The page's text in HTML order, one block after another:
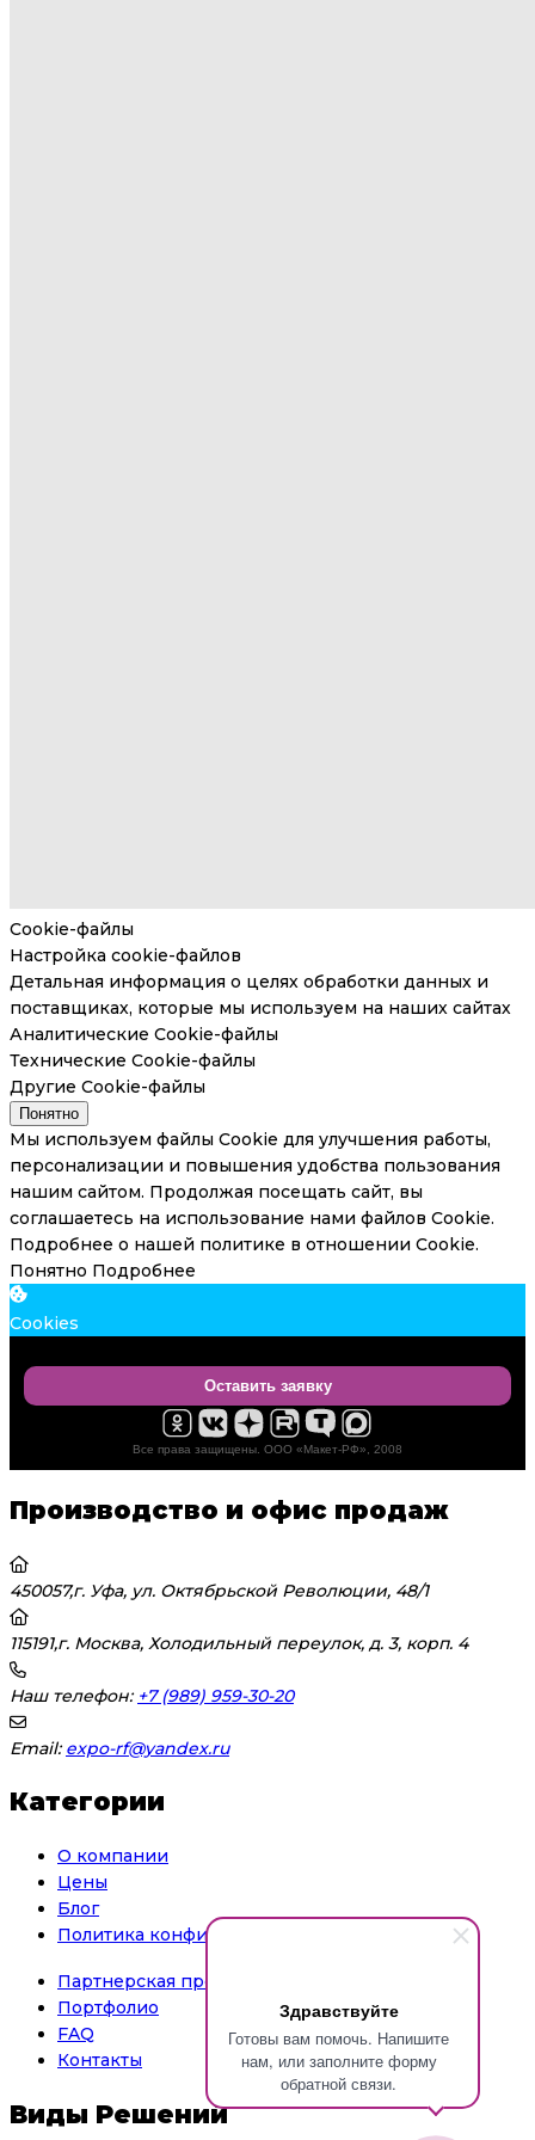
Здравствуйте
Готовы вам помочь. Напишите
нам, или заполните форму
обратной связи.
Cookie-файлы
Настройка cookie-файлов
Детальная информация о целях обработки данных и
поставщиках, которые мы используем на наших сайтах
Аналитические Cookie-файлы
Технические Cookie-файлы
Другие Cookie-файлы
Понятно
Мы используем файлы Cookie для улучшения работы,
персонализации и повышения удобства пользования
нашим сайтом. Продолжая посещать сайт, вы
соглашаетесь на использование нами файлов Cookie.
Подробнее о нашей политике в отношении Cookie.
Понятно Подробнее
Cookies
Оставить заявку
Все права защищены. ООО «Макет-РФ», 2008
Производство и офис продаж
450057,г. Уфа, ул. Октябрьской Революции, 48/1
115191,г. Москва, Холодильный переулок, д. 3, корп. 4
Наш телефон: +7 (989) 959-30-20
Email: expo-rf@yandex.ru
Категории
О компании
Цены
Блог
Политика конфиденциальности
Партнерская программа
Портфолио
FAQ
Контакты
Виды Решений